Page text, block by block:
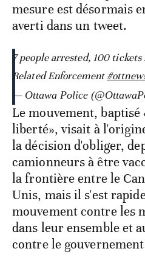
mesure est désormais
averti dans un tweet.
7 people arrested, 100
Related Enforcement
— Ottawa Police
Le mouvement, baptisé
liberté», visait à
la décision d'obliger,
camionneurs à être
la frontière entre le
Unis, mais il s'est
mouvement contre les
dans leur ensemble et
contre le